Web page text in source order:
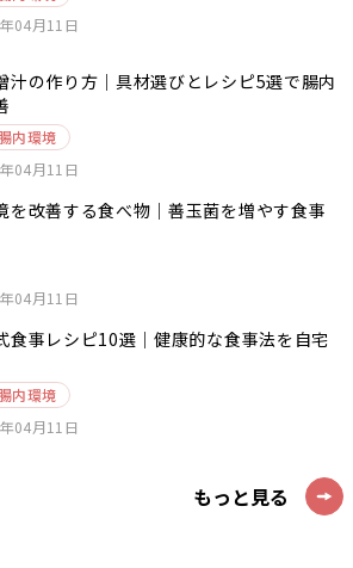
04月11日
汁の作り方｜具材選びとレシピ5選で腸内
内環境
04月11日
を改善する食べ物｜善玉菌を増やす食事
04月11日
食事レシピ10選｜健康的な食事法を自宅
内環境
04月11日
もっと見る